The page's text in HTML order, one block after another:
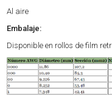
Al aire
Embalaje:
Disponible en rollos de film